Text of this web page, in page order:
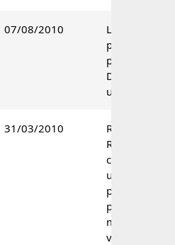
07/08/2010
Lançamento
parcialmente
procedente.
Decisão
unânime.
31/03/2010
Recurso de
Revisão
conhecido à
unanimidade
parcialmente
provido por
maioria de
votos.